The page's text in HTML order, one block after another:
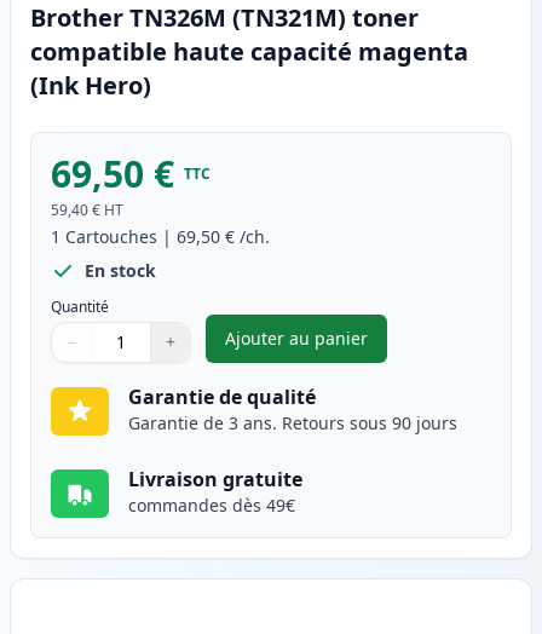
Brother TN326M (TN321M) toner
compatible haute capacité magenta
(Ink Hero)
69,50 € TTC
59,40 € HT
1 Cartouches | 69,50 € /ch.
En stock
Quantité
Quantité
Utilisez les boutons pour ajuster
− +
Quantité
Ajouter au panier
,Brother TN326M (TN321M)
Garantie de qualité
Garantie de 3 ans. Retours sous 90 jours
Livraison gratuite
commandes dès 49€